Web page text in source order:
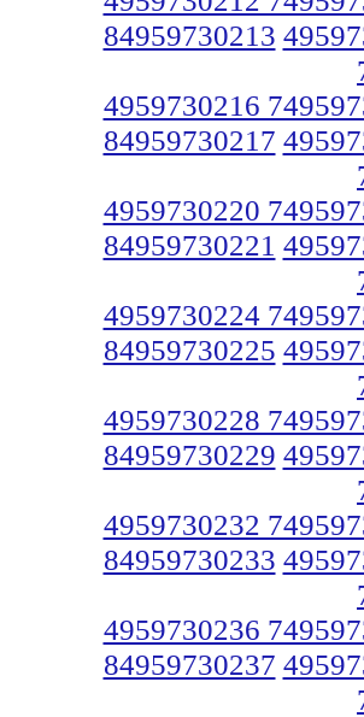
84959730213
4959730216
84959730217
4959730220
84959730221
4959730224
84959730225
4959730228
84959730229
4959730232
84959730233
4959730236
84959730237